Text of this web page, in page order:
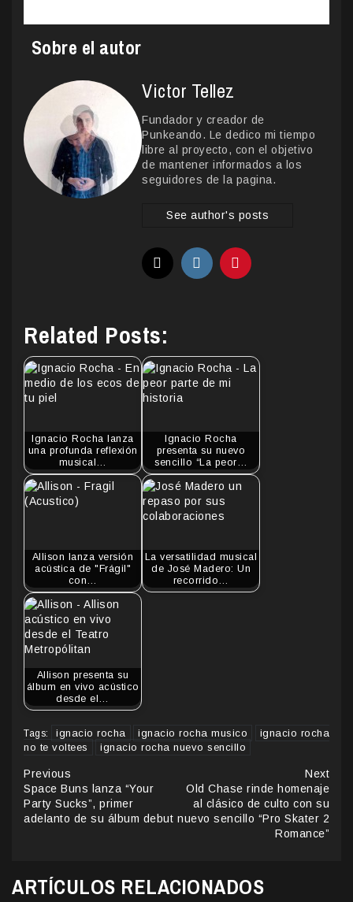
Sobre el autor
Victor Tellez
Fundador y creador de
Punkeando. Le dedico mi tiempo
libre al proyecto, con el objetivo
de mantener informados a los
seguidores de la pagina.
See author's posts
Related Posts:
Ignacio Rocha lanza
una profunda reflexión
musical…
Ignacio Rocha
presenta su nuevo
sencillo “La peor…
Allison lanza versión
acústica de "Frágil"
con…
La versatilidad musical
de José Madero: Un
recorrido…
Allison presenta su
álbum en vivo acústico
desde el…
Tags: ignacio rocha ignacio rocha musico
ignacio rocha
no te voltees
ignacio rocha nuevo sencillo
Continue
Reading
Previous
Space Buns lanza “Your
Party Sucks”, primer
adelanto de su álbum debut
Next
Old Chase rinde homenaje
al clásico de culto con su
nuevo sencillo “Pro Skater 2
Romance”
ARTÍCULOS RELACIONADOS